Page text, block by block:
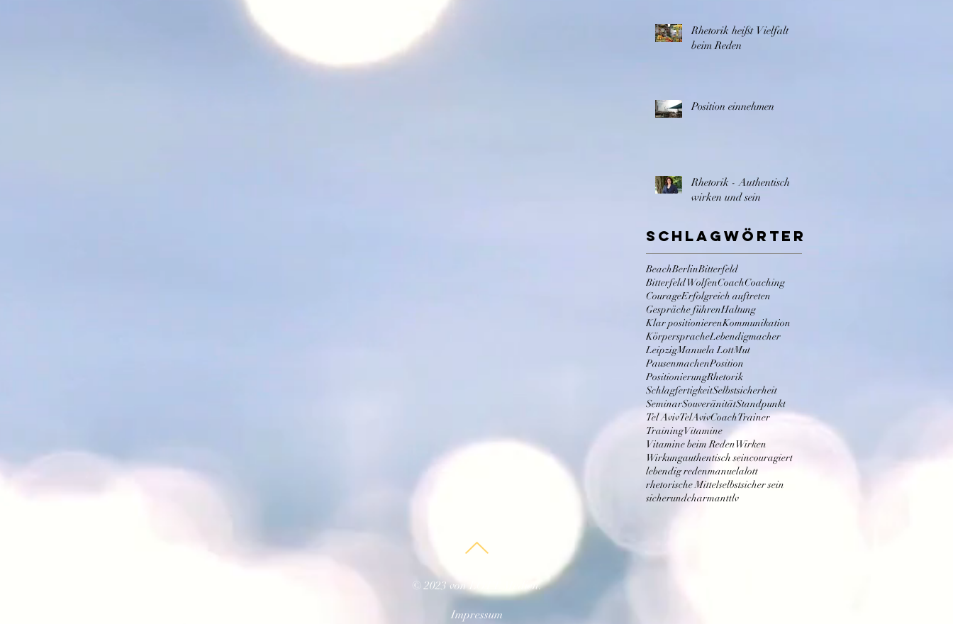
Rhetorik heißt Vielfalt
beim Reden
Position einnehmen
Rhetorik - Authentisch
wirken und sein
Schlagwörter
BeachBerlinBitterfeld
Bitterfeld WolfenCoachCoaching
CourageErfolgreich auftreten
Gespräche führenHaltung
Klar positionierenKommunikation
KörperspracheLebendigmacher
LeipzigManuela LottMut
PausenmachenPosition
PositionierungRhetorik
SchlagfertigkeitSelbstsicherheit
SeminarSouveränitätStandpunkt
Tel AvivTelAvivCoachTrainer
TrainingVitamine
Vitamine beim RedenWirken
Wirkungauthentisch seincouragiert
lebendig redenmanuelalott
rhetorische Mittelselbstsicher sein
sicherundcharmanttlv
© 2023 von LOTT Medien.
Impressum